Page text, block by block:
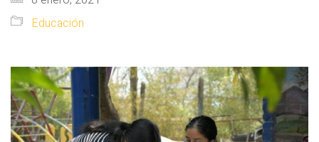
Educación